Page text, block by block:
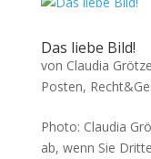
Das liebe Bild!
von Claudia
Posten,
Photo: Claudia
ab, wenn Sie